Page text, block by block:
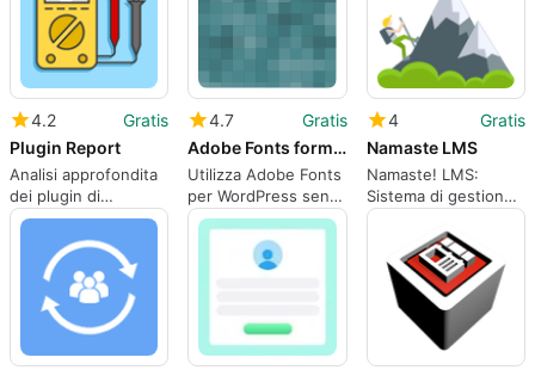
4.2
Gratis
Plugin Report
Analisi approfondita
dei plugin di
WordPress
4.7
Gratis
Adobe Fonts formerly Typekit for WordPress
Utilizza Adobe Fonts
per WordPress senza
sforzo
4
Gratis
Namaste LMS
Namaste! LMS:
Sistema di gestione
dell'apprendimento
per WordPress